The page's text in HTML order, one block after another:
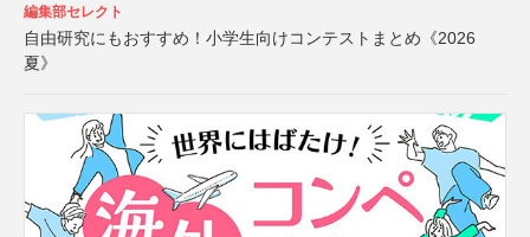
編集部セレクト
自由研究にもおすすめ！小学生向けコンテストまとめ《2026
夏》